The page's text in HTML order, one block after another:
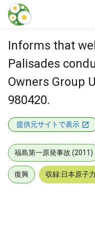
本文に飛ぶ
Informs that
Palisades
Owners Group
980420.
提供元サイトで表示
福島第一原発事故 (2011)
復興 収録:日本原子